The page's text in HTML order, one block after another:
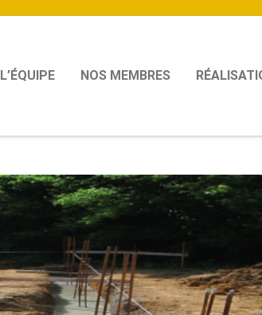
L’ÉQUIPE NOS MEMBRES